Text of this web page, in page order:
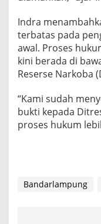
Indra
terbatas pada
awal. Proses
kini berada di
Reserse Narkoba
“Kami sudah
bukti kepada
proses hukum
Bandarlampung